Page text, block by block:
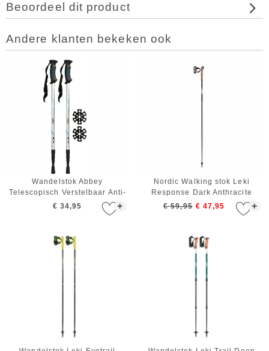
Beoordeel dit product
Andere klanten bekeken ook
+
Wandelstok Abbey
Telescopisch Verstelbaar Anti-
shock Zilver Blauw Zwart
€ 34,95 +
Nordic Walking stok Leki
Response Dark Anthracite
Black White 120 cm
€ 59,95 € 47,95